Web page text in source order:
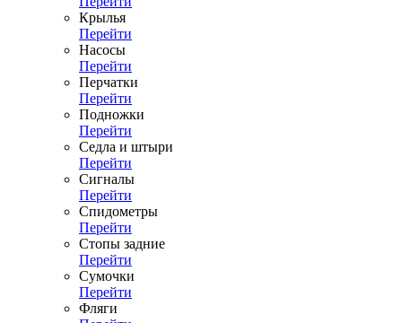
Крылья
Перейти
Насосы
Перейти
Перчатки
Перейти
Подножки
Перейти
Седла и штыри
Перейти
Сигналы
Перейти
Спидометры
Перейти
Стопы задние
Перейти
Сумочки
Перейти
Фляги